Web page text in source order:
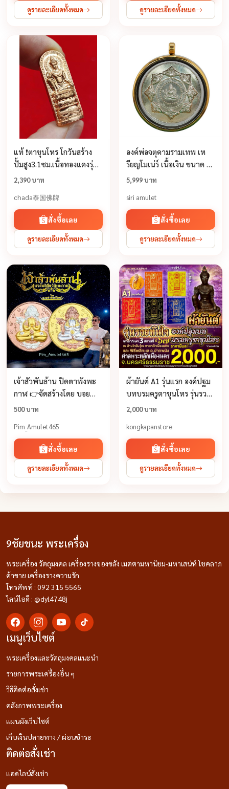
ดูรายละเอียดทั้งหมด ดูรายละเอียดทั้งหมด
แท้ ❗️ตาขุนโหร โกวันสร้าง
ปั้มสูง3.1ซม.เนื้อทองแดงรุ่น
มหาลาภไหลมาเทมา
2,390 บาท
chada泰国佛牌
สั่งซื้อเลย
ดูรายละเอียดทั้งหมด
องค์พ่อจตุคามรามเทพ เห
รียญโมเน่ร์ เนื้อเงิน ขนาด 3
ซม.พร้อมกรอบสแตนเลส
ปี2549
5,999 บาท
siri amulet
สั่งซื้อเลย
ดูรายละเอียดทั้งหมด
เจ้าสัวพันล้าน ปิดตาพังพะ
กาฬ 👉จัดสร้างโดย บอย
ท่าพระจันทร์
500 บาท
Pim_Amulet465
สั่งซื้อเลย
ดูรายละเอียดทั้งหมด
ผ้ายันต์ A1 รุ่นแรก องค์ปฐม
บทบรมครูตาขุนโหร รุ่นรวย
ทันใจ
2,000 บาท
kongkapanstore
สั่งซื้อเลย
ดูรายละเอียดทั้งหมด
9ชัยชนะ พระเครื่อง
พระเครื่อง วัตถุมงคล เครื่องรางของขลัง เมตตามหานิยม-มหาเสน่ห์ โชคลาภ
ค้าขาย เครื่องรางความรัก
โทรศัพท์ : 092 315 5565
ไลน์ไอดี : @dyl4748j
เมนูเว็บไซต์
พระเครื่องและวัตถุมงคลแนะนำ
รายการพระเครื่องอื่น ๆ
วิธีติดต่อสั่งเช่า
คลังภาพพระเครื่อง
แผนผังเว็บไซต์
เก็บเงินปลายทาง / ผ่อนชำระ
ติดต่อสั่งเช่า
แอดไลน์สั่งเช่า